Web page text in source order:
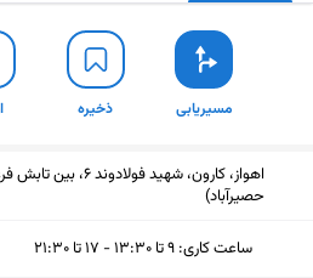
مسیریابی ذخیره
اهواز، کارون، شهید
حصیرآباد)
ساعت کاری: ۹ تا ۱۳:۳۰ - ۱۷ تا ۲۱:۳۰